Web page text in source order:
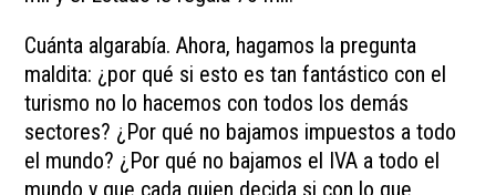
Cuánta algarabía. Ahora, hagamos la pregunta
maldita: ¿por qué si esto es tan fantástico con el
turismo no lo hacemos con todos los demás
sectores? ¿Por qué no bajamos impuestos a todo
el mundo? ¿Por qué no bajamos el IVA a todo el